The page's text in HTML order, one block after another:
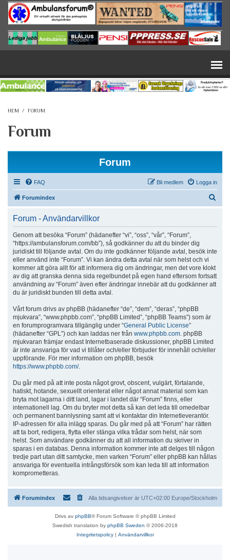
Hoppa till huvudinnehåll
HEM / FORUM
Forum